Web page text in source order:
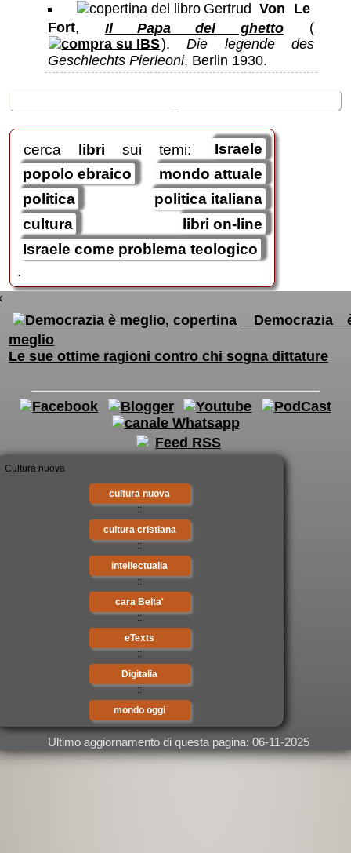
GertrudVon Le
Fort, Il Papa del ghetto (
).Die legende des
Geschlechts Pierleoni, Berlin 1930.
cerca libri sui temi:
Israele
popolo ebraico
mondo attuale
politica
politica italiana
cultura
libri on-line
Israele come problema teologico
.
Democrazia
meglio
Le sue ottime ragioni contro chi sogna dittature
cultura nuova
::
cultura cristiana
::
intellectualia
::
cara Belta'
::
eTexts
::
Digitalia
::
mondo oggi
Ultimo aggiornamento di questa pagina: 06-11-2025